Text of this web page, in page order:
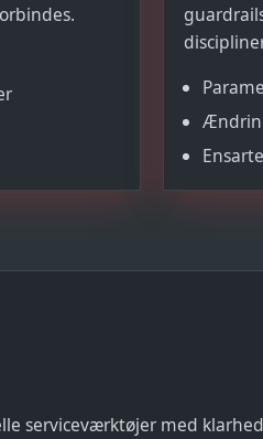
serviceværktøjer med